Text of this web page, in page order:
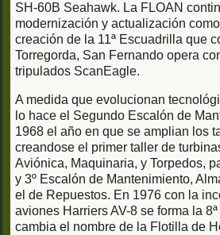
SH-60B Seahawk. La FLOAN
modernización y actualización
creación de la 11ª Escuadrilla que
Torregorda, San Fernando opera
tripulados ScanEagle.
A medida que evolucionan
lo hace el Segundo Escalón de
1968 el año en que se amplian los
creandose el primer taller de
Aviónica, Maquinaria, y Torpedos,
y 3º Escalón de Mantenimiento,
el de Repuestos. En 1976 con la
aviones Harriers AV-8 se forma la
cambia el nombre de la Flotilla de